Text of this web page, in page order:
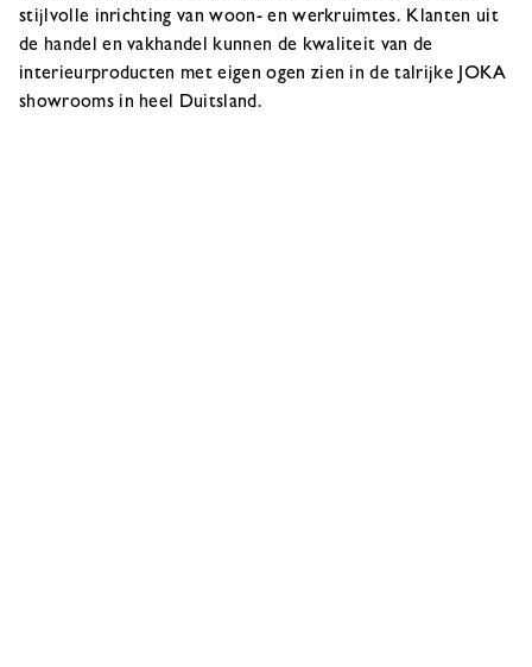
stijlvolle inrichting van woon- en werkruimtes. Klanten uit
de handel en vakhandel kunnen de kwaliteit van de
interieurproducten met eigen ogen zien in de talrijke JOKA
showrooms in heel Duitsland.